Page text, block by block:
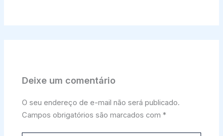
Deixe um comentário
O seu endereço de e-mail não será publicado.
Campos obrigatórios são marcados com*